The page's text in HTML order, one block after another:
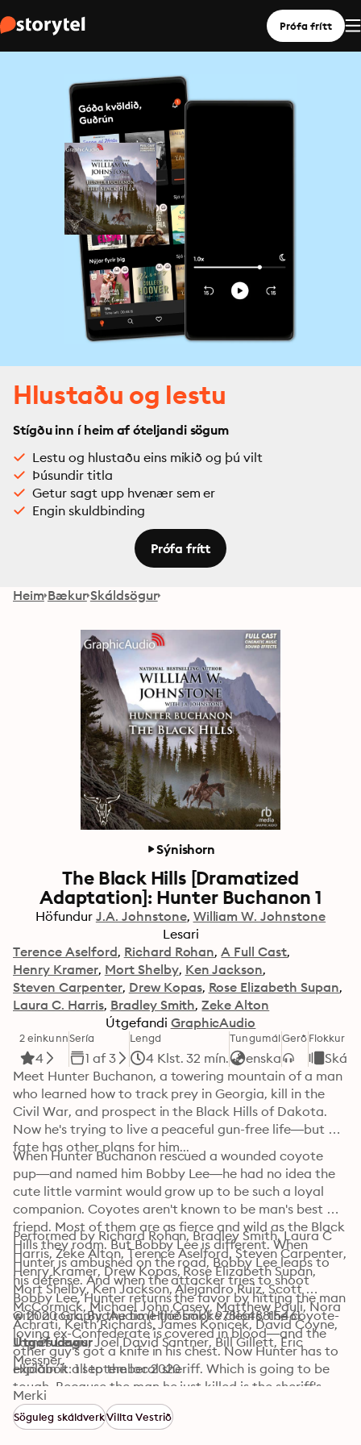
Prófa frítt
Hlustaðu og lestu
Stígðu inn í heim af óteljandi sögum
Lestu og hlustaðu eins mikið og þú vilt
Þúsundir titla
Getur sagt upp hvenær sem er
Engin skuldbinding
Prófa frítt
Heim Bækur Skáldsögur
Sýnishorn
The Black Hills [Dramatized
Adaptation]: Hunter Buchanon 1
Höfundur J.A. Johnstone William W. Johnstone
Lesari
Terence Aselford Richard Rohan A Full Cast
Henry Kramer Mort Shelby Ken Jackson
Steven Carpenter Drew Kopas Rose Elizabeth Supan
Laura C. Harris Bradley Smith Zeke Alton
Útgefandi GraphicAudio
2 einkunn
4
Sería
1 af 3
Lengd
4 Klst. 32 mín.
Tungumál
enska
GerðFlokkur
Meet Hunter Buchanon, a towering mountain of a man
who learned how to track prey in Georgia, kill in the
Civil War, and prospect in the Black Hills of Dakota.
Now he's trying to live a peaceful gun-free life—but
fate has other plans for him...
When Hunter Buchanon rescued a wounded coyote
pup—and named him Bobby Lee—he had no idea the
cute little varmint would grow up to be such a loyal
companion. Coyotes aren't known to be man's best
friend. Most of them are as fierce and wild as the Black
Hills they roam. But Bobby Lee is different. When
Hunter is ambushed on the road, Bobby Lee leaps to
his defense. And when the attacker tries to shoot
Bobby Lee, Hunter returns the favor by hitting the man
with a rock. By the time the smoke clears, the coyote-
loving ex-Confederate is covered in blood—and the
other guy's got a knife in his chest. Now Hunter has to
explain it all to the local sheriff. Which is going to be
tough. Because the man he just killed is the sheriff's
deputy...
Performed by Richard Rohan, Bradley Smith, Laura C
Harris, Zeke Alton, Terence Aselford, Steven Carpenter,
Henry Kramer, Drew Kopas, Rose Elizabeth Supan,
Mort Shelby, Ken Jackson, Alejandro Ruiz, Scott
McCormick, Michael John Casey, Matthew Pauli, Nora
Achrati, Keith Richards, James Konicek, David Coyne,
James Lewis, Joel David Santner, Bill Gillett, Eric
Messner.
© 2020 GraphicAudio (Hljóðbók): 9781648815461
Útgáfudagur
Hljóðbók: 1 september 2020
Merki
Söguleg skáldverkVillta Vestrið